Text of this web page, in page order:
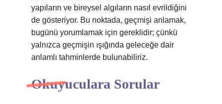
yapıların ve bireysel algıların nasıl evrildiğini
de gösteriyor. Bu noktada, geçmişi anlamak,
bugünü yorumlamak için gereklidir; çünkü
yalnızca geçmişin ışığında geleceğe dair
anlamlı tahminlerde bulunabiliriz.
Okuyuculara Sorular